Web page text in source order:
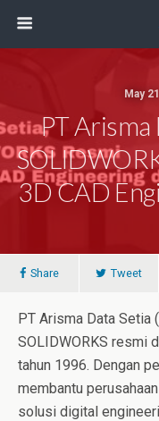
May
PT Arisma
3D CAD
Share Tweet
PT Arisma Data Setia
SOLIDWORKS resmi
tahun 1996. Dengan
membantu
solusi digital